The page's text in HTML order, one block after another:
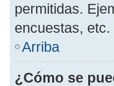
permitidas.
encuestas, etc.
Arriba
¿Cómo se